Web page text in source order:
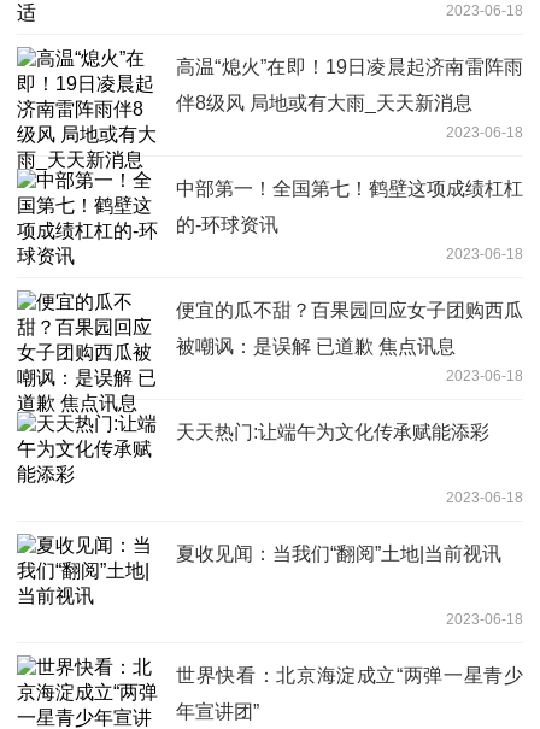
2023-06-18
高温“熄火”在即！19日凌晨起济南雷阵雨
伴8级风 局地或有大雨_天天新消息
2023-06-18
中部第一！全国第七！鹤壁这项成绩杠杠
的-环球资讯
2023-06-18
便宜的瓜不甜？百果园回应女子团购西瓜
被嘲讽：是误解 已道歉 焦点讯息
2023-06-18
天天热门:让端午为文化传承赋能添彩
2023-06-18
夏收见闻：当我们“翻阅”土地|当前视讯
2023-06-18
世界快看：北京海淀成立“两弹一星青少
年宣讲团”